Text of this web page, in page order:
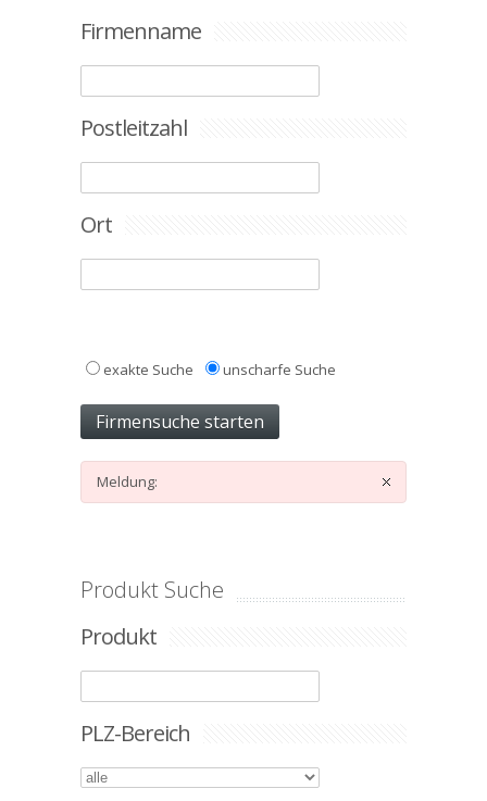
Firmenname
Postleitzahl
Ort
exakte Suche unscharfe Suche
Meldung:
Produkt Suche
Produkt
PLZ-Bereich